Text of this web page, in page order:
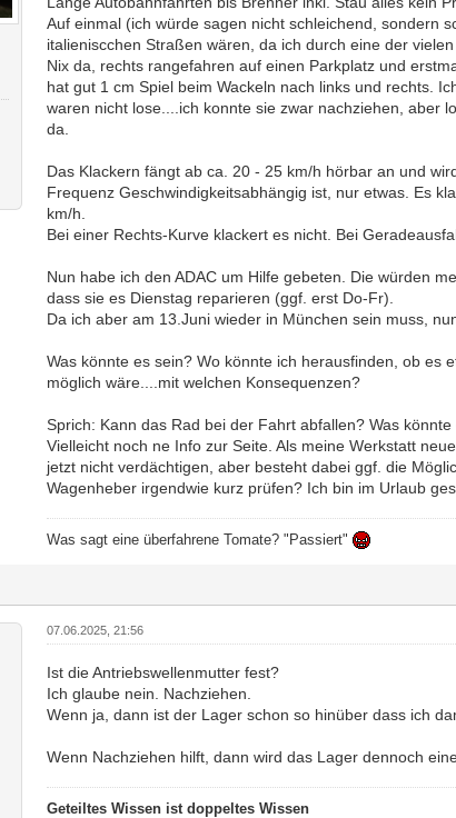
Auf einmal (ich würde sagen nicht schleichend, sondern
italieniscchen Straßen wären, da ich durch eine der vielen
Nix da, rechts rangefahren auf einen Parkplatz und
hat gut 1 cm Spiel beim Wackeln nach links und rechts.
waren nicht lose....ich konnte sie zwar nachziehen, aber
da.
Das Klackern fängt ab ca. 20 - 25 km/h hörbar an und
Frequenz Geschwindigkeitsabhängig ist, nur etwas. Es
km/h.
Bei einer Rechts-Kurve klackert es nicht. Bei
Nun habe ich den ADAC um Hilfe gebeten. Die würden
dass sie es Dienstag reparieren (ggf. erst Do-Fr).
Da ich aber am 13.Juni wieder in München sein muss,
Was könnte es sein? Wo könnte ich herausfinden, ob es
möglich wäre....mit welchen Konsequenzen?
Sprich: Kann das Rad bei der Fahrt abfallen? Was
Vielleicht noch ne Info zur Seite. Als meine Werkstatt
jetzt nicht verdächtigen, aber besteht dabei ggf. die
Wagenheber irgendwie kurz prüfen? Ich bin im Urlaub
Was sagt eine überfahrene Tomate? "Passiert"
07.06.2025, 21:56
Ist die Antriebswellenmutter fest?
Ich glaube nein. Nachziehen.
Wenn ja, dann ist der Lager schon so hinüber dass ich
Wenn Nachziehen hilft, dann wird das Lager dennoch
Geteiltes Wissen ist doppeltes Wissen